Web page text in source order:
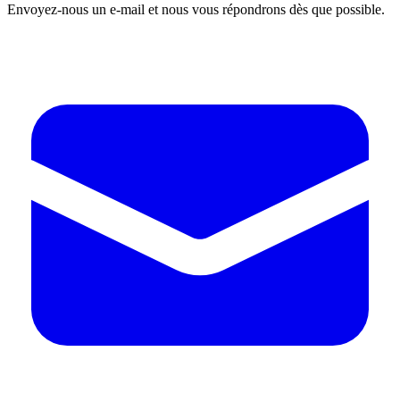
Envoyez-nous un e-mail et nous vous répondrons dès que possible.